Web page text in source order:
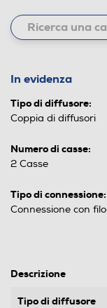
In evidenza
Tipo di diffusore:
Coppia di diffusori
Numero di casse:
2 Casse
Tipo di connessione:
Connessione con filo
Descrizione
Tipo di diffusore